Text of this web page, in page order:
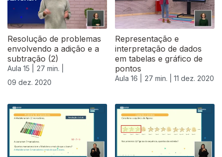
Resolução de problemas
envolvendo a adição e a
subtração (2)
Aula 15 |
27 min. |
09 dez. 2020
Representação e
interpretação de dados
em tabelas e gráfico de
pontos
Aula 16 | 27 min. | 11 dez. 2020